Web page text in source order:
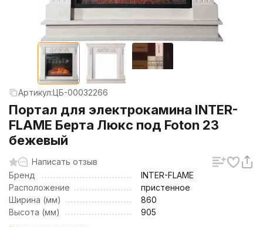
Артикул:ЦБ-00032266
Портал для электрокамина INTER-
FLAME Берта Люкс под Foton 23
бежевый
Написать отзыв
Бренд
INTER-FLAME
Расположение
пристенное
Ширина (мм)
860
Высота (мм)
905